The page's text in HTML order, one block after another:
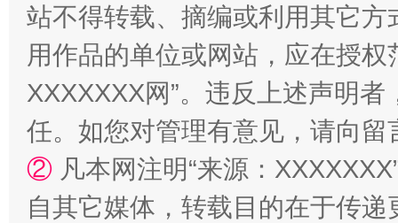
国家大学科技园优化重塑工作
站不得转载、摘编或利用其它
用作品的单位或网站，应在授
XXXXXXX网”。违反上述声明
任。如您对管理有意见，请向
② 凡本网注明“来源：
自其它媒体，转载目的在于传